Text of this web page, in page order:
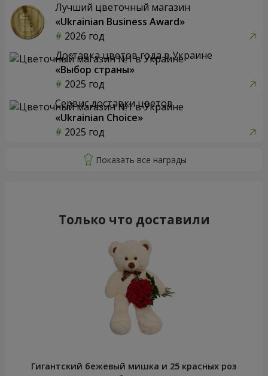
Лучший цветочный магазин
«Ukrainian Business Award»
2026 год
Доставка цветов года в Украине
«Выбор страны»
2025 год
Сервис доставки цветов
«Ukrainian Choice»
2025 год
Только что доставили
Гигантский бежевый мишка и 25 красных роз